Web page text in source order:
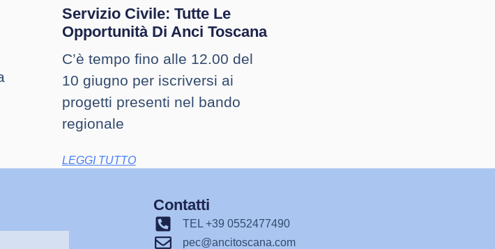
Servizio Civile: Tutte Le
Opportunità Di Anci Toscana
C’è tempo fino alle 12.00 del
10 giugno per iscriversi ai
progetti presenti nel bando
regionale
LEGGI TUTTO
Contatti
TEL +39 0552477490
pec@ancitoscana.com